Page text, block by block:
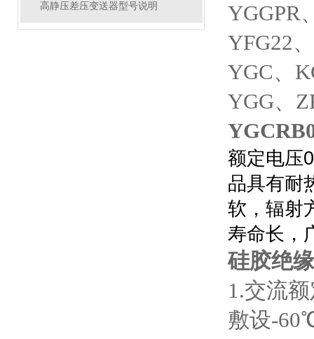
高静压差压变送器型号说明
YGGPR
YFG22
YGC、
YGG、
额定电压
品具有耐
软，辐射
寿命长，
硅胶绝
1.交流
敷设-